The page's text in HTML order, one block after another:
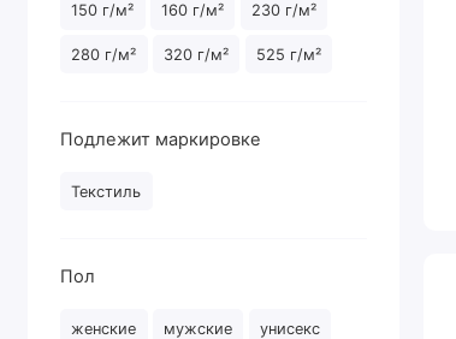
150 г/м² 160 г/м² 230 г/м²
280 г/м² 320 г/м² 525 г/м²
Подлежит маркировке
Текстиль
Пол
женские мужские унисекс